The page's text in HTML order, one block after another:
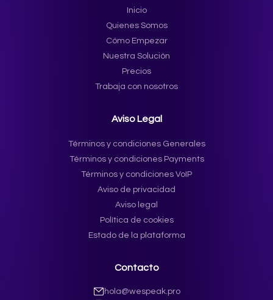
Inicio
Quienes Somos
Cómo Empezar
Nuestra Solución
Precios
Trabaja con nosotros
Aviso Legal
Términos y condiciones Generales
Términos y condiciones Payments
Términos y condiciones VoIP
Aviso de privacidad
Aviso legal
Política de cookies
Estado de la plataforma
Contacto
hola@wespeak.pro